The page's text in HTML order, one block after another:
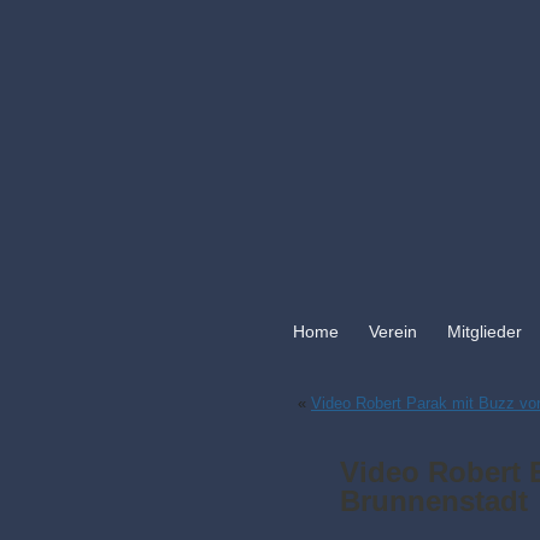
Home Verein Mitglieder
« Video Robert Parak mit Buzz
Video Robert
Brunnenstadt